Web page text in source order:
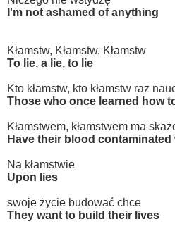
I'm not ashamed of anything
Kłamstw, Kłamstw, Kłamstw
To lie, a lie, to lie
Kto kłamstw, kto kłamstw raz
Those who once learned how
Kłamstwem, kłamstwem ma
Have their blood contaminated
Na kłamstwie
Upon lies
swoje życie budować chce
They want to build their lives